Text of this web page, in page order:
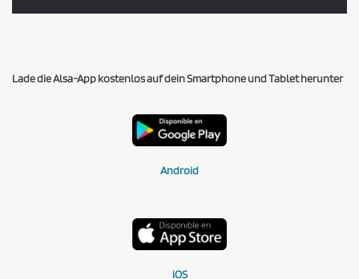
Lade die Alsa-App kostenlos auf dein Smartphone und Tablet herunter
Android
iOS